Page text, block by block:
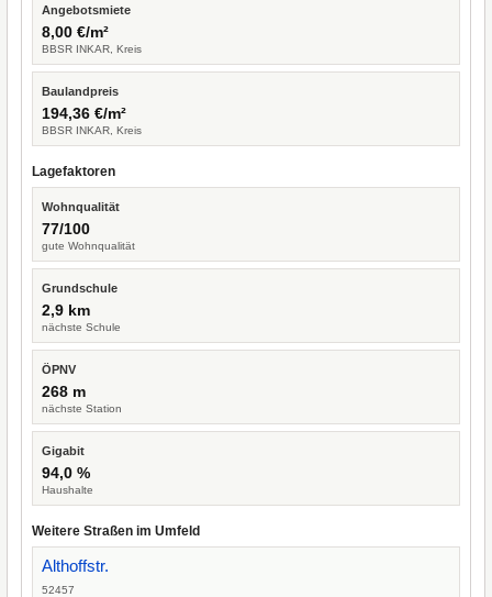
Angebotsmiete
8,00 €/m²
BBSR INKAR, Kreis
Baulandpreis
194,36 €/m²
BBSR INKAR, Kreis
Lagefaktoren
Wohnqualität
77/100
gute Wohnqualität
Grundschule
2,9 km
nächste Schule
ÖPNV
268 m
nächste Station
Gigabit
94,0 %
Haushalte
Weitere Straßen im Umfeld
Althoffstr.
52457